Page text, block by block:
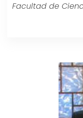
Facultad de